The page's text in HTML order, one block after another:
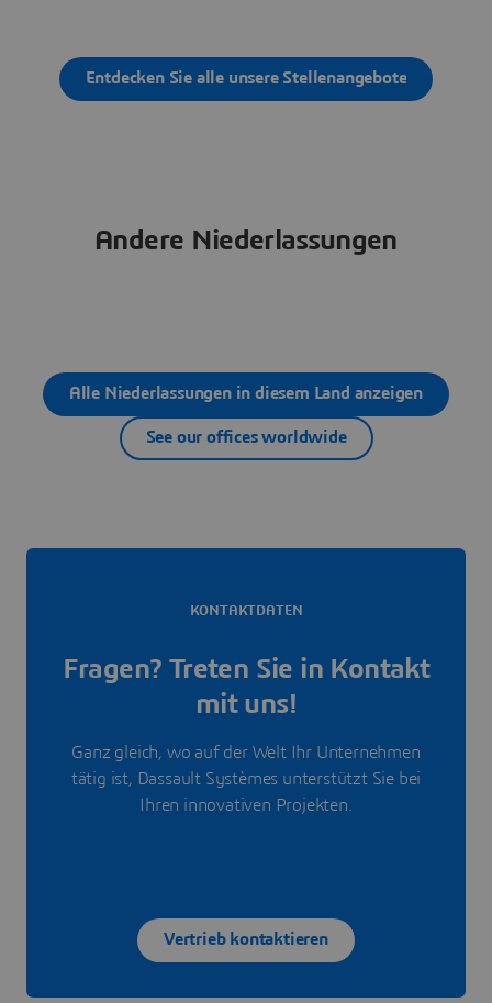
Entdecken Sie alle unsere Stellenangebote
Andere Niederlassungen
Alle Niederlassungen in diesem Land anzeigen
See our offices worldwide
KONTAKTDATEN
Fragen? Treten Sie in Kontakt
mit uns!
Ganz gleich, wo auf der Welt Ihr Unternehmen
tätig ist, Dassault Systèmes unterstützt Sie bei
Ihren innovativen Projekten.
Vertrieb kontaktieren